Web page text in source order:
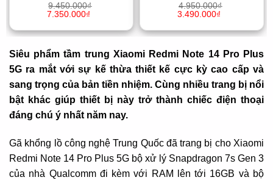
9.450.000₫
7.350.000₫
4.950.000₫
3.490.000₫
Siêu phẩm tầm trung Xiaomi Redmi Note 14 Pro Plus
5G ra mắt với sự kế thừa thiết kế cực kỳ cao cấp và
sang trọng của bản tiền nhiệm. Cùng nhiều trang bị nổi
bật khác giúp thiết bị này trở thành chiếc điện thoại
đáng chú ý nhất năm nay.
Gã khổng lồ công nghệ Trung Quốc đã trang bị cho Xiaomi
Redmi Note 14 Pro Plus 5G bộ xử lý Snapdragon 7s Gen 3
của nhà Qualcomm đi kèm với RAM lên tới 16GB và bộ